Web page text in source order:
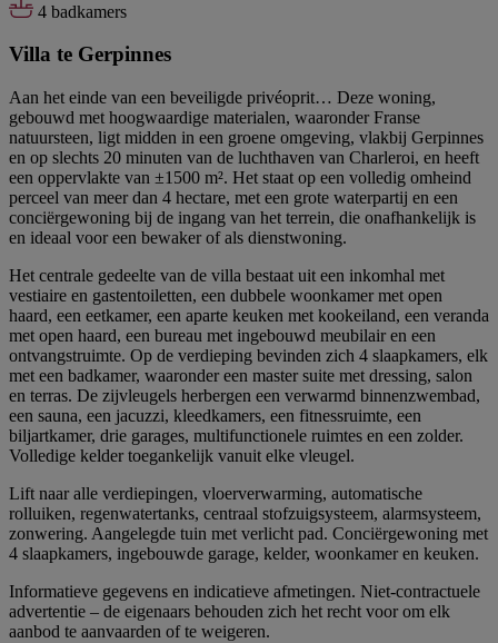
4 badkamers
Villa te Gerpinnes
Aan het einde van een beveiligde privéoprit… Deze woning,
gebouwd met hoogwaardige materialen, waaronder Franse
natuursteen, ligt midden in een groene omgeving, vlakbij Gerpinnes
en op slechts 20 minuten van de luchthaven van Charleroi, en heeft
een oppervlakte van ±1500 m². Het staat op een volledig omheind
perceel van meer dan 4 hectare, met een grote waterpartij en een
conciërgewoning bij de ingang van het terrein, die onafhankelijk is
en ideaal voor een bewaker of als dienstwoning.
Het centrale gedeelte van de villa bestaat uit een inkomhal met
vestiaire en gastentoiletten, een dubbele woonkamer met open
haard, een eetkamer, een aparte keuken met kookeiland, een veranda
met open haard, een bureau met ingebouwd meubilair en een
ontvangstruimte. Op de verdieping bevinden zich 4 slaapkamers, elk
met een badkamer, waaronder een master suite met dressing, salon
en terras. De zijvleugels herbergen een verwarmd binnenzwembad,
een sauna, een jacuzzi, kleedkamers, een fitnessruimte, een
biljartkamer, drie garages, multifunctionele ruimtes en een zolder.
Volledige kelder toegankelijk vanuit elke vleugel.
Lift naar alle verdiepingen, vloerverwarming, automatische
rolluiken, regenwatertanks, centraal stofzuigsysteem, alarmsysteem,
zonwering. Aangelegde tuin met verlicht pad. Conciërgewoning met
4 slaapkamers, ingebouwde garage, kelder, woonkamer en keuken.
Informatieve gegevens en indicatieve afmetingen. Niet-contractuele
advertentie – de eigenaars behouden zich het recht voor om elk
aanbod te aanvaarden of te weigeren.